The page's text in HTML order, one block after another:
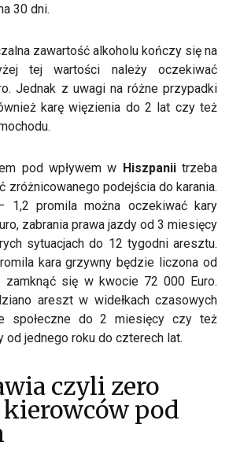
30 dni.
zawartość alkoholu kończy się na
tej wartości należy oczekiwać
Jednak z uwagi na różne przypadki
karę więzienia do 2 lat czy też
pod wpływem w Hiszpaniitrzeba
zróżnicowanego podejścia do karania.
1,2 promila można oczekiwać kary
zabrania prawa jazdy od 3 miesięcy
sytuacjach do 12 tygodni aresztu.
kara grzywny będzie liczona od
zamknąć się w kwocie 72 000 Euro.
areszt w widełkach czasowych
społeczne do 2 miesięcy czy też
od jednego roku do czterech lat.
czyli zero
pod